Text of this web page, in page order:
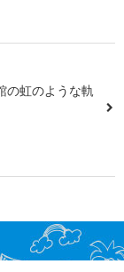
の虹のような軌